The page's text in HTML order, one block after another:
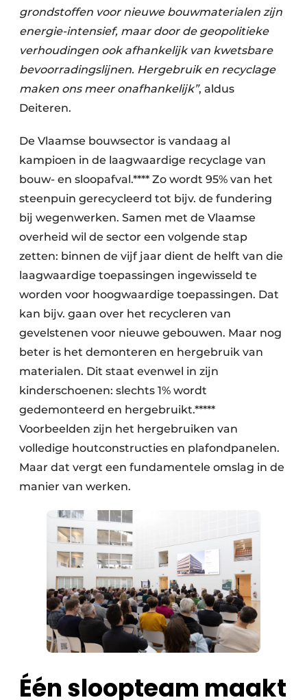
grondstoffen voor nieuwe bouwmaterialen zijn
energie-intensief, maar door de geopolitieke
verhoudingen ook afhankelijk van kwetsbare
bevoorradingslijnen. Hergebruik en recyclage
maken ons meer onafhankelijk”, aldus
Deiteren.
De Vlaamse bouwsector is vandaag al
kampioen in de laagwaardige recyclage van
bouw- en sloopafval.**** Zo wordt 95% van het
steenpuin gerecycleerd tot bijv. de fundering
bij wegenwerken. Samen met de Vlaamse
overheid wil de sector een volgende stap
zetten: binnen de vijf jaar dient de helft van die
laagwaardige toepassingen ingewisseld te
worden voor hoogwaardige toepassingen. Dat
kan bijv. gaan over het recycleren van
gevelstenen voor nieuwe gebouwen. Maar nog
beter is het demonteren en hergebruik van
materialen. Dit staat evenwel in zijn
kinderschoenen: slechts 1% wordt
gedemonteerd en hergebruikt.*****
Voorbeelden zijn het hergebruiken van
volledige houtconstructies en plafondpanelen.
Maar dat vergt een fundamentele omslag in de
manier van werken.
Één sloopteam maakt